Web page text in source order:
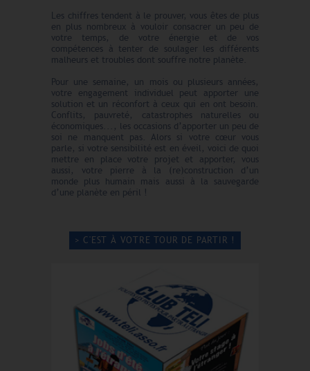
Les chiffres tendent à le prouver, vous êtes de plus
en plus nombreux à vouloir consacrer un peu de
votre temps, de votre énergie et de vos
compétences à tenter de soulager les différents
malheurs et troubles dont souffre notre planète.
Pour une semaine, un mois ou plusieurs années,
votre engagement individuel peut apporter une
solution et un réconfort à ceux qui en ont besoin.
Conflits, pauvreté, catastrophes naturelles ou
économiques..., les occasions d’apporter un peu de
soi ne manquent pas. Alors si votre cœur vous
parle, si votre sensibilité est en éveil, voici de quoi
mettre en place votre projet et apporter, vous
aussi, votre pierre à la (re)construction d’un
monde plus humain mais aussi à la sauvegarde
d’une planète en péril !
> C'EST À VOTRE TOUR DE PARTIR !